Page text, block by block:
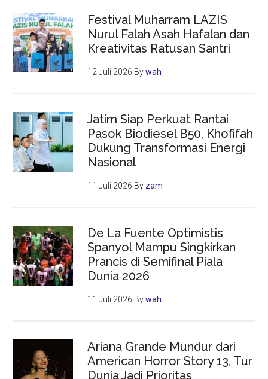
Festival Muharram LAZIS
Nurul Falah Asah Hafalan dan
Kreativitas Ratusan Santri
12 Juli 2026 Bywah
Jatim Siap Perkuat Rantai
Pasok Biodiesel B50, Khofifah
Dukung Transformasi Energi
Nasional
11 Juli 2026 By zam
De La Fuente Optimistis
Spanyol Mampu Singkirkan
Prancis di Semifinal Piala
Dunia 2026
11 Juli 2026 Bywah
Ariana Grande Mundur dari
American Horror Story 13, Tur
Dunia Jadi Prioritas